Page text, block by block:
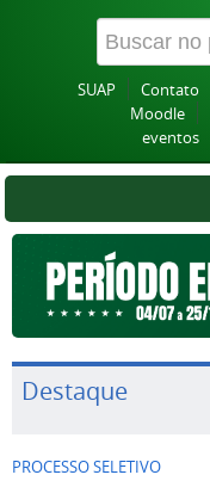
SUAP Contato
Moodle
eventos
Destaque
PROCESSO SELETIVO